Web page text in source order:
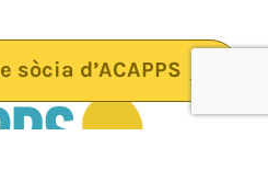
sòcia d’ACAPPS